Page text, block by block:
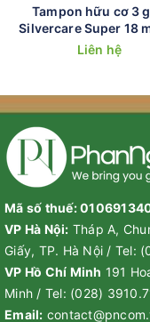
Tampon hữu cơ 3
Silvercare Super 18
Liên hệ
Mã số thuế:
VP Hà Nội: Tháp A,
Giấy, TP. Hà Nội / Tel:
VP Hồ Chí Minh 191
Minh / Tel: (028)
Email: